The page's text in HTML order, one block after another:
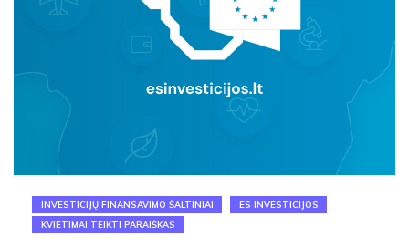
INVESTICIJŲ FINANSAVIMO ŠALTINIAI
ES INVESTICIJOS
KVIETIMAI TEIKTI PARAIŠKAS